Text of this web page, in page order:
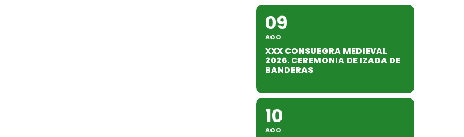
09
AGO
XXX CONSUEGRA MEDIEVAL
2026. CEREMONIA DE IZADA DE
BANDERAS
10
AGO